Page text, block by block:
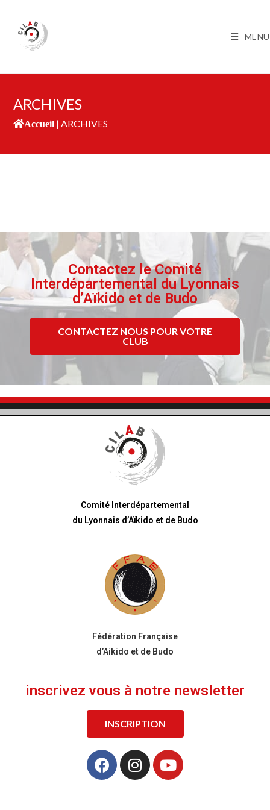
MENU
ARCHIVES
Accueil |ARCHIVES
Contactez le Comité
Interdépartemental du Lyonnais
d’Aïkido et de Budo
CONTACTEZ NOUS POUR VOTRE
CLUB
Comité Interdépartemental
du Lyonnais d’Aïkido et de Budo
Fédération Française
d’Aikido et de Budo
inscrivez vous à notre newsletter
INSCRIPTION